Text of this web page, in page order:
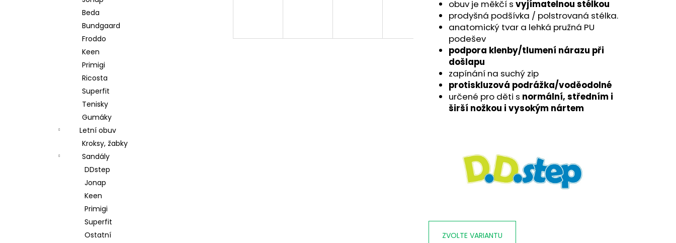
Beda
Bundgaard
Froddo
Keen
Primigi
Ricosta
Superfit
Tenisky
Gumáky
Letní obuv
Kroksy, žabky
Sandály
DDstep
Jonap
Keen
Primigi
Superfit
Ostatní
obuv je měkčí s vyjímatelnou stélkou
prodyšná podšívka / polstrovaná stélka.
anatomický tvar a lehká pružná PU
podešev
podpora klenby/tlumení nárazu při
došlapu
zapínání na suchý zip
protiskluzová podrážka/voděodolné
určené pro děti s normální, středním i
širší nožkou i vysokým nártem
ZVOLTE VARIANTU